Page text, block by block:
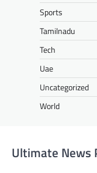
Sports
Tamilnadu
Tech
Uae
Uncategorized
World
Ultimate News